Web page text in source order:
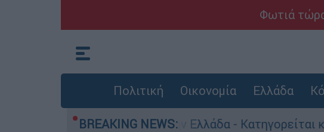
Φωτιά
Πολιτική Οικονομία Ελλάδα
BREAKING NEWS:
για ανθρωποκτονίες στην Ελλάδα - Κατηγορείται και